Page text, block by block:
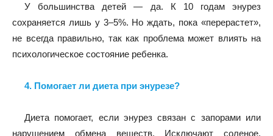
У большинства детей — да. К 10 годам энурез
сохраняется лишь у 3–5%. Но ждать, пока «перерастет»,
не всегда правильно, так как проблема может влиять на
психологическое состояние ребенка.
4. Помогает ли диета при энурезе?
Диета помогает, если энурез связан с запорами или
нарушением обмена веществ. Исключают соленое,